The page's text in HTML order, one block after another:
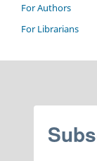
For Authors
For Librarians